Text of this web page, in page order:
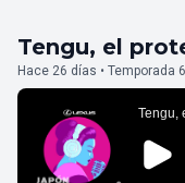
Tengu, el
Hace 26 días • Temporada